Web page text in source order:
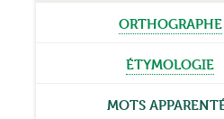
orthographe
étymologie
Mots